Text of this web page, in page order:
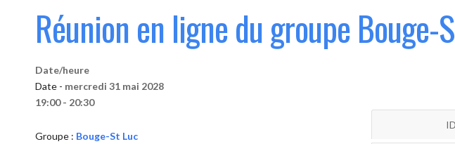
Réunion en ligne du groupe Bouge-
Date/heure
Date - mercredi 31 mai 2028
19:00 - 20:30
Groupe : Bouge-St Luc